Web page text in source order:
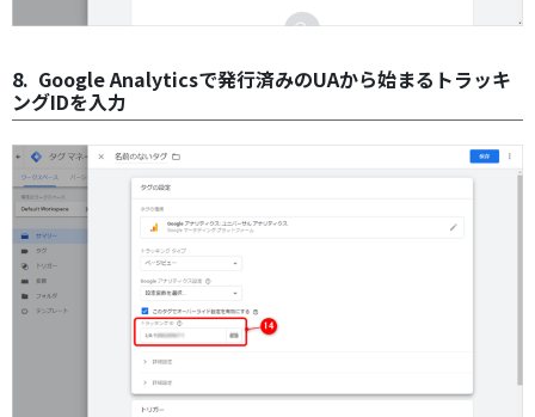
8. Google Analyticsで発行済みのUAから始まるトラッキ
ングIDを入力